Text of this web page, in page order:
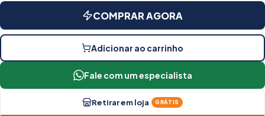
COMPRAR AGORA
Adicionar ao carrinho
Fale com um especialista
Retirar em loja GRÁTIS